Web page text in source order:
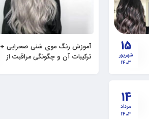
15
شهریور
1403
آموزش رنگ موی شنی صحرایی +
ترکیبات آن و چگونگی مراقبت از
14
مرداد
1403